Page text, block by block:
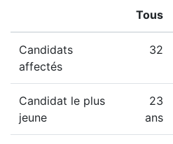
Tous
Candidats
affectés
32
Candidat le plus
jeune
23
ans